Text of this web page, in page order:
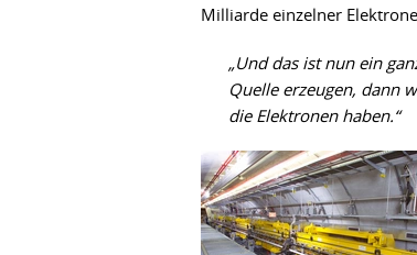
Milliarde einzelner
„Und das ist nun ein
Quelle erzeugen, dann
die Elektronen haben.“